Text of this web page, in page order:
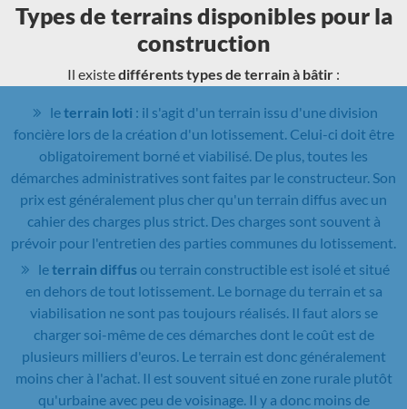
Types de terrains disponibles pour la
construction
Il existedifférents types de terrain à bâtir :
leterrain loti : il s'agit d'un terrain issu d'une division
foncière lors de la création d'un lotissement. Celui-ci doit être
obligatoirement borné et viabilisé. De plus, toutes les
démarches administratives sont faites par le constructeur. Son
prix est généralement plus cher qu'un terrain diffus avec un
cahier des charges plus strict. Des charges sont souvent à
prévoir pour l'entretien des parties communes du lotissement.
leterrain diffusou terrain constructible est isolé et situé
en dehors de tout lotissement. Le bornage du terrain et sa
viabilisation ne sont pas toujours réalisés. Il faut alors se
charger soi-même de ces démarches dont le coût est de
plusieurs milliers d'euros. Le terrain est donc généralement
moins cher à l'achat. Il est souvent situé en zone rurale plutôt
qu'urbaine avec peu de voisinage. Il y a donc moins de